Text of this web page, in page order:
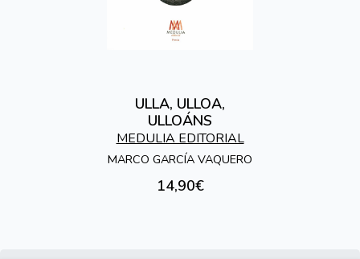
ULLA, ULLOA,
ULLOÁNS
MEDULIA EDITORIAL
MARCO GARCÍA VAQUERO
14,90€